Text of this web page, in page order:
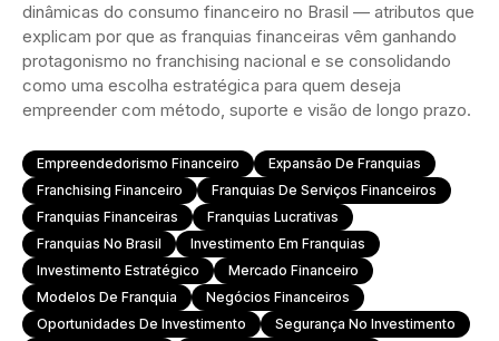
dinâmicas do consumo financeiro no Brasil — atributos que
explicam por que as franquias financeiras vêm ganhando
protagonismo no franchising nacional e se consolidando
como uma escolha estratégica para quem deseja
empreender com método, suporte e visão de longo prazo.
Empreendedorismo Financeiro
Expansão De Franquias
Franchising Financeiro
Franquias De Serviços Financeiros
Franquias Financeiras
Franquias Lucrativas
Franquias No Brasil
Investimento Em Franquias
Investimento Estratégico
Mercado Financeiro
Modelos De Franquia
Negócios Financeiros
Oportunidades De Investimento
Segurança No Investimento